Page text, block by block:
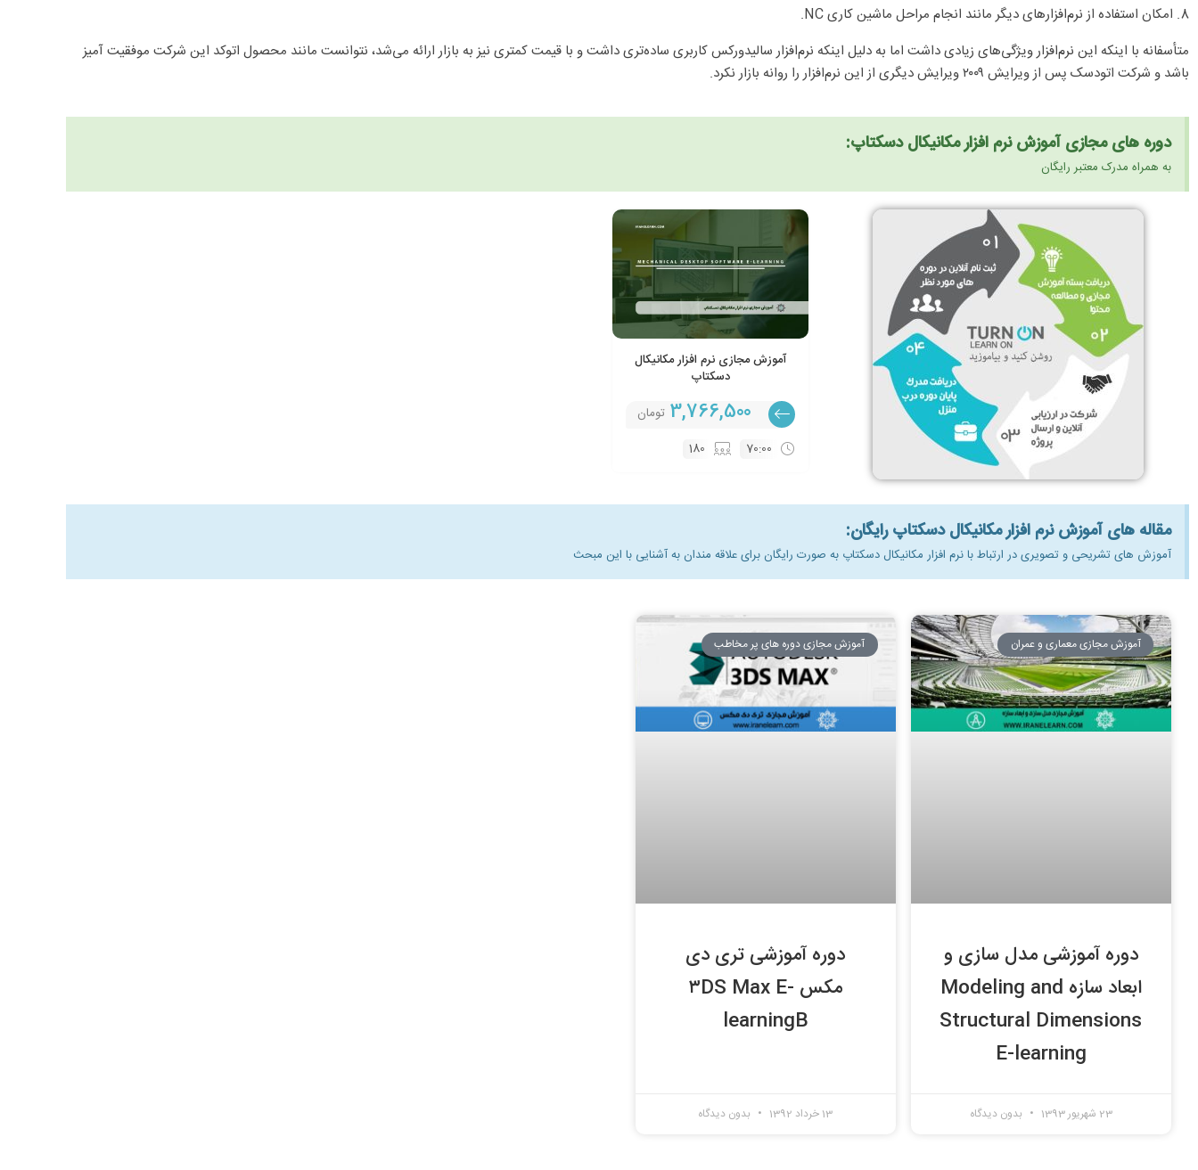
8. امکان استفاده از نرم‌افزارهای دیگر مانند انجام مراحل ماشین کاری NC.
متأسفانه با اینکه این نرم‌افزار ویژگی‌های زیادی داشت اما به دلیل اینکه نرم‌افزار سالیدورکس کاربری ساده‌تری داشت و با قیمت کمتری نیز به بازار ارائه می‌شد، نتوانست مانند محصول اتوکد این شرکت موفقیت‌ آمیز
باشد و شرکت اتودسک پس از ویرایش ۲۰۰۹ ویرایش دیگری از این نرم‌افزار را روانه بازار نکرد.
دوره های مجازی آموزش نرم افزار مکانیکال دسکتاپ:
به همراه مدرک معتبر رایگان
آموزش مجازی نرم افزار مکانیکال
دسکتاپ
3,766,500 تومان
70:00
180
مقاله های آموزش نرم افزار مکانیکال دسکتاپ رایگان:
آموزش های تشریحی و تصویری در ارتباط با نرم افزار مکانیکال دسکتاپ به صورت رایگان برای علاقه مندان به آشنایی با این مبحث
آموزش مجازی معماری و عمران
دوره آموزشی مدل سازی و
ابعاد سازه Modeling and
Structural Dimensions
E-learning
23 شهریور 1393 بدون دیدگاه
آموزش مجازی دوره های پر مخاطب
دوره آموزشی تری دی
مکس ۳DS Max E-
learningB
13 خرداد 1392 بدون دیدگاه